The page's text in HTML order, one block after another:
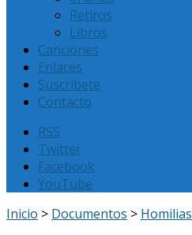
Retiros
Libros
Canciones
Enlaces
Suscríbete
Contacto
RSS
Twitter
Facebook
YouTube
Inicio > Documentos > Homilias